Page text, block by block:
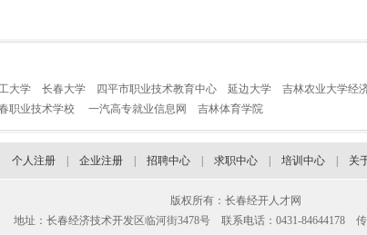
大学 长春大学 四平市职业技术教育中心 延边大学 吉林农业大学经
职业技术学校 一汽高专就业信息网 吉林体育学院
个人注册 企业注册 招聘中心 求职中心 培训中心 关
版权所有：长春经开人才网
地址：长春经济技术开发区临河街3478号 联系电话：0431-84644178 传